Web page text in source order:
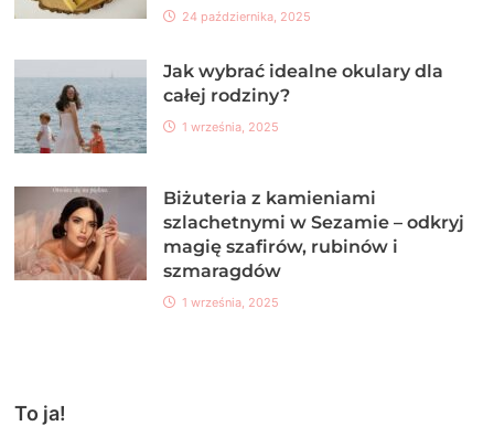
24 października, 2025
Jak wybrać idealne okulary dla
całej rodziny?
1 września, 2025
Biżuteria z kamieniami
szlachetnymi w Sezamie – odkryj
magię szafirów, rubinów i
szmaragdów
1 września, 2025
To ja!